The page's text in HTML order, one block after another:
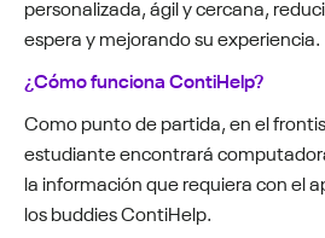
personalizada, ágil y cercana,
espera y mejorando su experiencia.
¿Cómo funciona ContiHelp?
Como punto de partida, en el
estudiante encontrará
la información que requiera con el
los buddies ContiHelp.